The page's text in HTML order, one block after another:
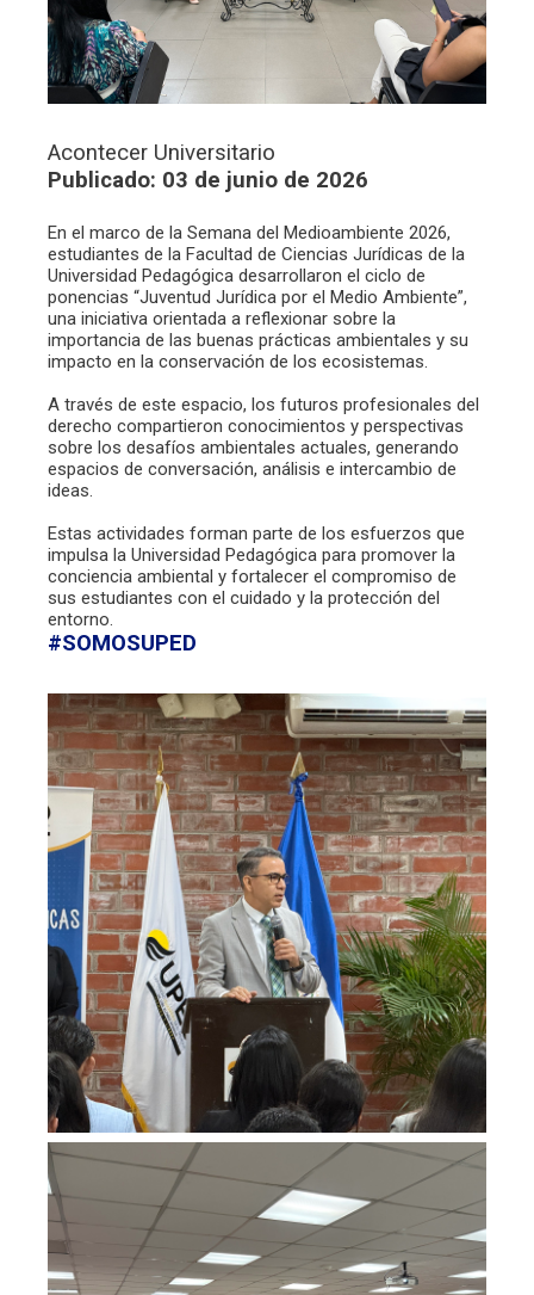
Acontecer Universitario
Publicado: 03 de junio de 2026
En el marco de la Semana del Medioambiente 2026,
estudiantes de la Facultad de Ciencias Jurídicas de la
Universidad Pedagógica desarrollaron el ciclo de
ponencias “Juventud Jurídica por el Medio Ambiente”,
una iniciativa orientada a reflexionar sobre la
importancia de las buenas prácticas ambientales y su
impacto en la conservación de los ecosistemas.
A través de este espacio, los futuros profesionales del
derecho compartieron conocimientos y perspectivas
sobre los desafíos ambientales actuales, generando
espacios de conversación, análisis e intercambio de
ideas.
Estas actividades forman parte de los esfuerzos que
impulsa la Universidad Pedagógica para promover la
conciencia ambiental y fortalecer el compromiso de
sus estudiantes con el cuidado y la protección del
entorno.
#SOMOSUPED